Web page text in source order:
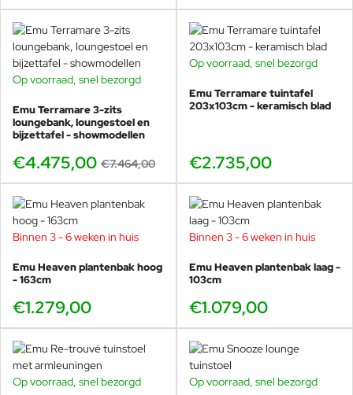
BUNDELKORTING
-40%
Op voorraad, snel bezorgd
Emu Terramare 3-zits
loungebank, loungestoel en
bijzettafel - showmodellen
€4.475,00 €7.464,00
Op voorraad, snel bezorgd
Emu Terramare tuintafel
203x103cm - keramisch blad
€2.735,00
Binnen 3 - 6 weken in huis
Emu Heaven plantenbak hoog
- 163cm
€1.279,00
Binnen 3 - 6 weken in huis
Emu Heaven plantenbak laag -
103cm
€1.079,00
Op voorraad, snel bezorgd -17%
Op voorraad, snel bezorgd